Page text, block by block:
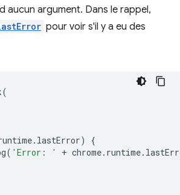
aucun argument. Dans le rappel,
pour voir s'il y a eu des
(
. lastError)
{
( 'Error: ' + chrome. runtime.